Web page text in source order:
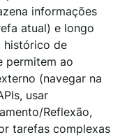
informações
atual) e longo
histórico de
permitem ao
(navegar na
usar
Reflexão,
tarefas complexas